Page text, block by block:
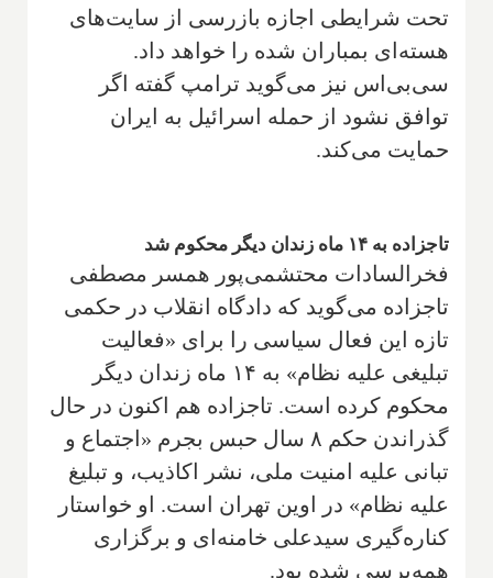
تحت شرایطی اجازه بازرسی از سایت‌های
هسته‌ای بمباران شده را خواهد داد.
سی‌بی‌اس نیز می‌گوید ترامپ گفته اگر
توافق نشود از حمله اسرائیل به ایران
حمایت می‌کند.
تاجزاده به ۱۴ ماه زندان دیگر محکوم شد
فخرالسادات محتشمی‌پور همسر مصطفی
تاجزاده می‌گوید که دادگاه انقلاب در حکمی
تازه این فعال سیاسی را برای «فعالیت
تبلیغی علیه نظام» به ۱۴ ماه زندان دیگر
محکوم کرده است. تاجزاده هم اکنون در حال
گذراندن حکم ۸ سال حبس بجرم «اجتماع و
تبانی علیه امنیت ملی، نشر اکاذیب، و تبلیغ
علیه نظام» در اوین تهران است. او خواستار
کناره‌گیری سیدعلی خامنه‌ای و برگزاری
همه‌پرسی شده بود.